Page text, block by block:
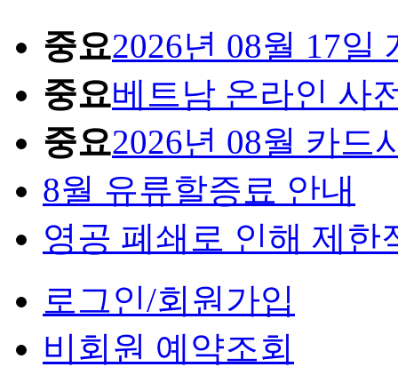
중요2026년 08월 17일
중요베트남 온라인 사
중요2026년 08월 카드
8월 유류할증료 안내
영공 폐쇄로 인해 제한
로그인/회원가입
비회원 예약조회